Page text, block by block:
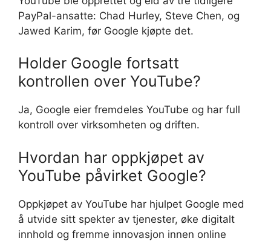
PayPal-ansatte: Chad Hurley, Steve Chen, og
Jawed Karim, før Google kjøpte det.
Holder Google fortsatt
kontrollen over YouTube?
Ja, Google eier fremdeles YouTube og har full
kontroll over virksomheten og driften.
Hvordan har oppkjøpet av
YouTube påvirket Google?
Oppkjøpet av YouTube har hjulpet Google med
å utvide sitt spekter av tjenester, øke digitalt
innhold og fremme innovasjon innen online